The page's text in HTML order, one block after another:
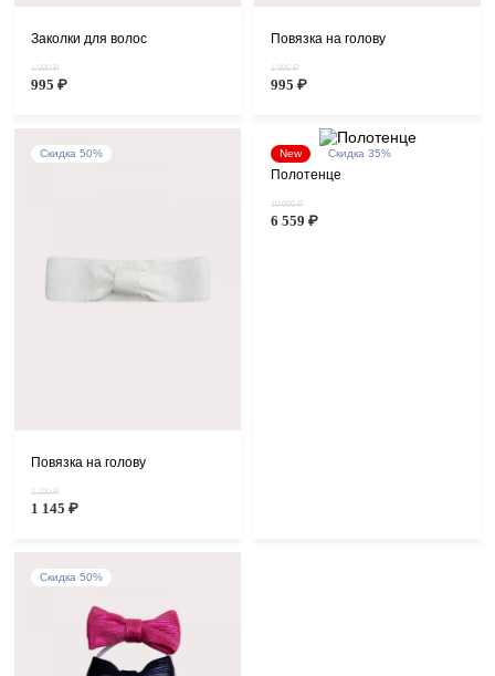
Заколки для волос
1 990 ₽
995 ₽
Повязка на голову
1 990 ₽
995 ₽
Скидка 50%
Повязка на голову
2 290 ₽
1 145 ₽
New Скидка 35%
Полотенце
10 090 ₽
6 559 ₽
Скидка 50%